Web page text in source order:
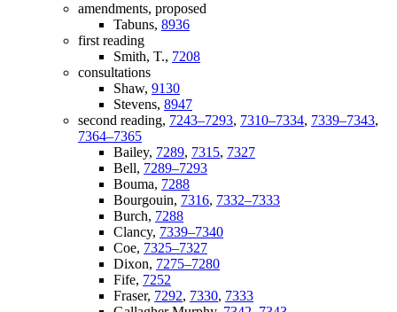
amendments, proposed
Tabuns, 8936
first reading
Smith, T., 7208
consultations
Shaw, 9130
Stevens, 8947
second reading, 7243–7293, 7310–7334, 7339–7343,
7364–7365
Bailey, 7289, 7315, 7327
Bell, 7289–7293
Bouma, 7288
Bourgouin, 7316, 7332–7333
Burch, 7288
Clancy, 7339–7340
Coe, 7325–7327
Dixon, 7275–7280
Fife, 7252
Fraser, 7292, 7330, 7333